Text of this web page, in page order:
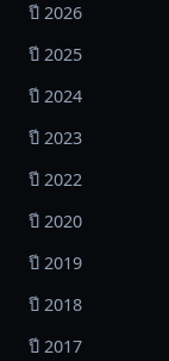
เป็น
อุปสรรค
ของ
ชาว
การ
เหมือง
ปี 2026
ปี 2025
ปี 2024
ปี 2023
ปี 2022
ปี 2020
ปี 2019
ปี 2018
ปี 2017